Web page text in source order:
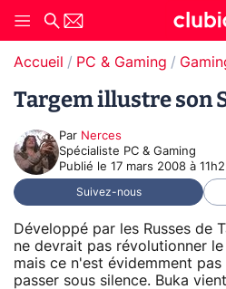
Accueil PC & Gaming
Targem illustre son
Par Nerces
Spécialiste PC & Gaming
Publié le 17 mars 2008 à
Suivez-nous
Développé par les Russes de
ne devrait pas révolutionner
mais ce n'est évidemment
passer sous silence. Buka